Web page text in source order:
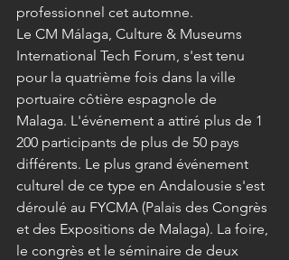
professionnel cet automne.
Le CM Málaga, Culture & Museums
International Tech Forum, s'est tenu
pour la quatrième fois dans la ville
portuaire côtière espagnole de
Malaga. L'événement a attiré plus de 1
200 participants de plus de 50 pays
différents. Le plus grand événement
culturel de ce type en Andalousie s'est
déroulé au FYCMA (Palais des Congrès
et des Expositions de Malaga). La foire,
le congrès et le séminaire de deux